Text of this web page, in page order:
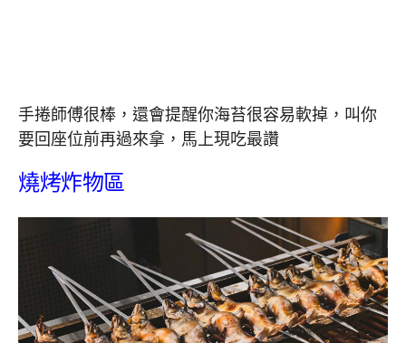
手捲師傅很棒，還會提醒你海苔很容易軟掉，叫你
要回座位前再過來拿，馬上現吃最讚
燒烤炸物區